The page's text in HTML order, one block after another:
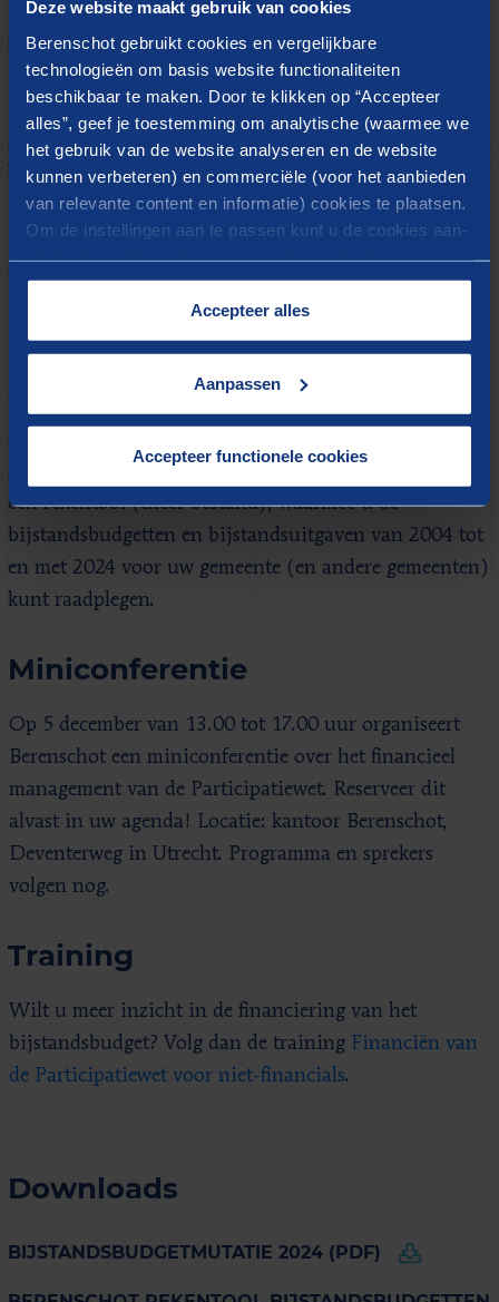
Deze website maakt gebruik van cookies
Berenschot gebruikt cookies en vergelijkbare
technologieën om basis website functionaliteiten
beschikbaar te maken. Door te klikken op “Accepteer
alles”, geef je toestemming om analytische (waarmee we
het gebruik van de website analyseren en de website
kunnen verbeteren) en commerciële (voor het aanbieden
van relevante content en informatie) cookies te plaatsen.
Om de instellingen aan te passen kunt u de cookies aan-
cookies op onze website treft u in onze
Accepteer alles
Aanpassen
Accepteer functionele cookies
Meer weten?
. Hieronder bij de downloads staat tevens
een rekentool (excel-bestand), waarmee u de
bijstandsbudgetten en bijstandsuitgaven van 2004 tot
en met 2024 voor uw gemeente (en andere gemeenten)
kunt raadplegen.
Miniconferentie
Op 5 december van 13.00 tot 17.00 uur organiseert
Berenschot een miniconferentie over het financieel
management van de Participatiewet. Reserveer dit
alvast in uw agenda! Locatie: kantoor Berenschot,
Deventerweg in Utrecht. Programma en sprekers
volgen nog.
Training
Wilt u meer inzicht in de financiering van het
bijstandsbudget? Volg dan de training Financiën van
de Participatiewet voor niet-financials.
Downloads
BIJSTANDSBUDGETMUTATIE 2024 (PDF)